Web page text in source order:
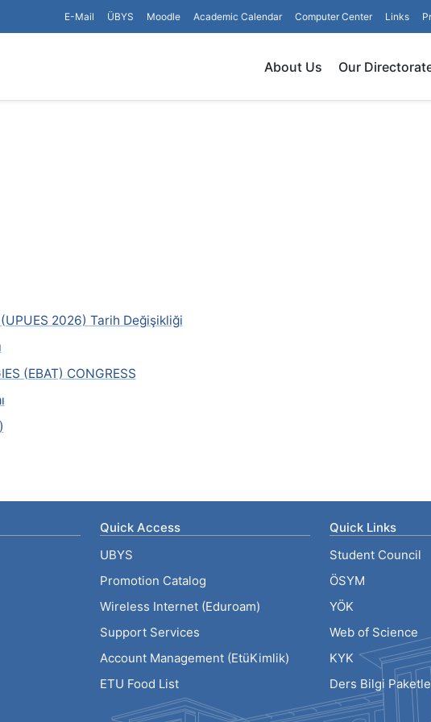
E-Mail ÜBYS Moodle Academic Calendar Computer Center Links
About Us Our
2026) Tarih Değişikliği
(EBAT) CONGRESS
Quick Access
UBYS
Promotion Catalog
Wireless Internet (Eduroam)
Support Services
Account Management (EtüKimlik)
ETU Food List
Quick Links
Student Council
ÖSYM
YÖK
Web of Science
KYK
Ders Bilgi